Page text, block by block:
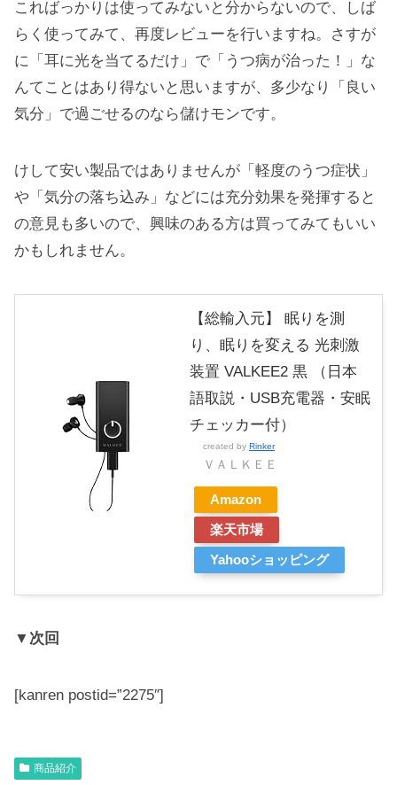
こればっかりは使ってみないと分からないので、しば
らく使ってみて、再度レビューを行いますね。さすが
に「耳に光を当てるだけ」で「うつ病が治った！」な
んてことはあり得ないと思いますが、多少なり「良い
気分」で過ごせるのなら儲けモンです。
けして安い製品ではありませんが「軽度のうつ症状」
や「気分の落ち込み」などには充分効果を発揮すると
の意見も多いので、興味のある方は買ってみてもいい
かもしれません。
【総輸入元】 眠りを測
り、眠りを変える 光刺激
装置 VALKEE2 黒 （日本
語取説・USB充電器・安眠
チェッカー付）
created by Rinker
ＶＡＬＫＥＥ
Amazon
楽天市場
Yahooショッピング
▼次回
[kanren postid=”2275″]
商品紹介